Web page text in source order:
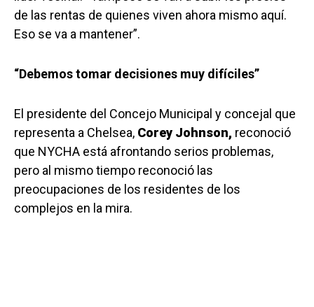
de las rentas de quienes viven ahora mismo aquí.
Eso se va a mantener”.
“Debemos tomar decisiones muy difíciles”
El presidente del Concejo Municipal y concejal que
representa a Chelsea, Corey Johnson, reconoció
que NYCHA está afrontando serios problemas,
pero al mismo tiempo reconoció las
preocupaciones de los residentes de los
complejos en la mira.